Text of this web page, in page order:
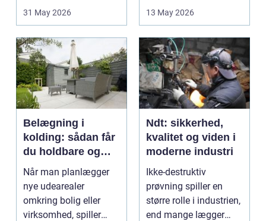
opstår fra dag til...
31 May 2026
godt bur gi...
13 May 2026
Belægning i
kolding: sådan får
du holdbare og
flotte udearealer
Når man planlægger
nye udearealer
omkring bolig eller
virksomhed, spiller
Ndt: sikkerhed,
kvalitet og viden i
moderne industri
Ikke-destruktiv
prøvning spiller en
større rolle i industrien,
end mange lægger